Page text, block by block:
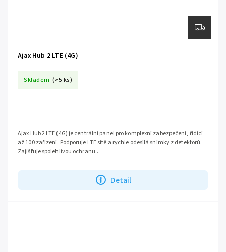
Ajax Hub 2 LTE (4G)
Skladem (>5 ks)
Detail
Ajax Hub 2 LTE (4G) je centrální panel pro komplexní zabezpečení, řídící
až 100 zařízení. Podporuje LTE sítě a rychle odesílá snímky z detektorů.
Zajišťuje spolehlivou ochranu...